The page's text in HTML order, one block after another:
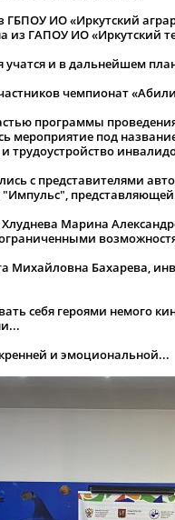
ИО «Иркутский
из ГАПОУ ИО «Иркутский
учатся и в дальнейшем
чемпионат
программы
мероприятие под
трудоустройство
с представителями
Марина
Бахарева,
себя героями немого
и эмоциональной...